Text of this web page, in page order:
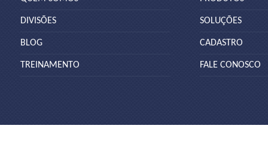
DIVISÕES
BLOG
TREINAMENTO
SOLUÇÕES
CADASTRO
FALE CONOSCO